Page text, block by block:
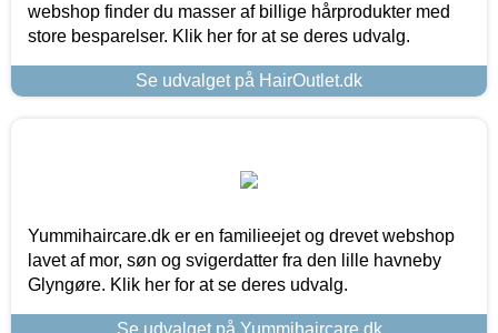
webshop finder du masser af billige hårprodukter med
store besparelser. Klik her for at se deres udvalg.
Se udvalget på HairOutlet.dk
Yummihaircare.dk er en familieejet og drevet webshop
lavet af mor, søn og svigerdatter fra den lille havneby
Glyngøre. Klik her for at se deres udvalg.
Se udvalget på Yummihaircare.dk